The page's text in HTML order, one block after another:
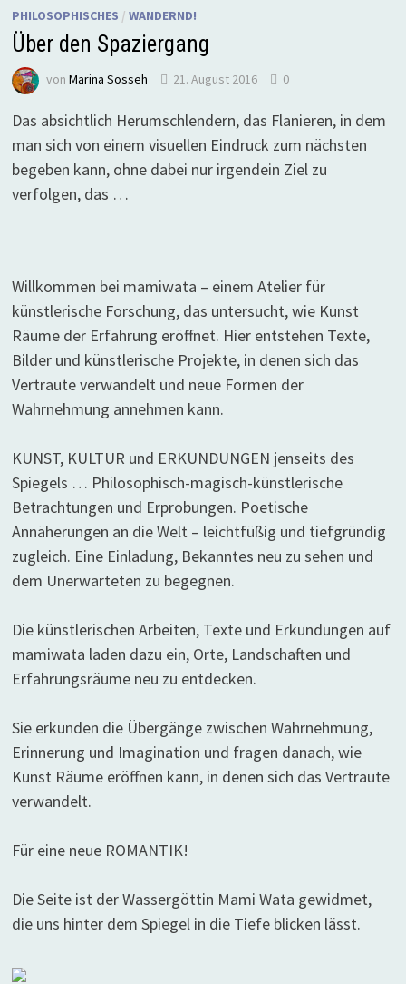
PHILOSOPHISCHES / WANDERND!
Über den Spaziergang
von Marina Sosseh 21. August 2016 0
Das absichtlich Herumschlendern, das Flanieren, in dem
man sich von einem visuellen Eindruck zum nächsten
begeben kann, ohne dabei nur irgendein Ziel zu
verfolgen, das …
Willkommen bei mamiwata – einem Atelier für
künstlerische Forschung, das untersucht, wie Kunst
Räume der Erfahrung eröffnet. Hier entstehen Texte,
Bilder und künstlerische Projekte, in denen sich das
Vertraute verwandelt und neue Formen der
Wahrnehmung annehmen kann.
KUNST, KULTUR und ERKUNDUNGEN jenseits des
Spiegels … Philosophisch-magisch-künstlerische
Betrachtungen und Erprobungen. Poetische
Annäherungen an die Welt – leichtfüßig und tiefgründig
zugleich. Eine Einladung, Bekanntes neu zu sehen und
dem Unerwarteten zu begegnen.
Die künstlerischen Arbeiten, Texte und Erkundungen auf
mamiwata laden dazu ein, Orte, Landschaften und
Erfahrungsräume neu zu entdecken.
Sie erkunden die Übergänge zwischen Wahrnehmung,
Erinnerung und Imagination und fragen danach, wie
Kunst Räume eröffnen kann, in denen sich das Vertraute
verwandelt.
Für eine neue ROMANTIK!
Die Seite ist der Wassergöttin Mami Wata gewidmet,
die uns hinter dem Spiegel in die Tiefe blicken lässt.